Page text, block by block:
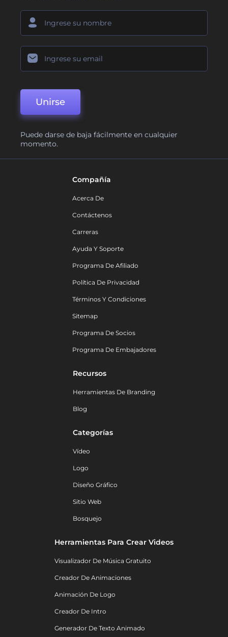
Unirse
Puede darse de baja fácilmente en cualquier
momento.
Compañía
Acerca De
Contáctenos
Carreras
Ayuda Y Soporte
Programa De Afiliado
Política De Privacidad
Términos Y Condiciones
Sitemap
Programa De Socios
Programa De Embajadores
Recursos
Herramientas De Branding
Blog
Categorías
Vídeo
Logo
Diseño Gráfico
Sitio Web
Bosquejo
Herramientas Para Crear Videos
Visualizador De Música Gratuito
Creador De Animaciones
Animación De Logo
Creador De Intro
Generador De Texto Animado